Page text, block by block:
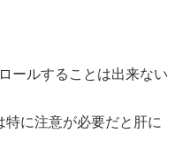
ールすることは出来ない
特に注意が必要だと肝に